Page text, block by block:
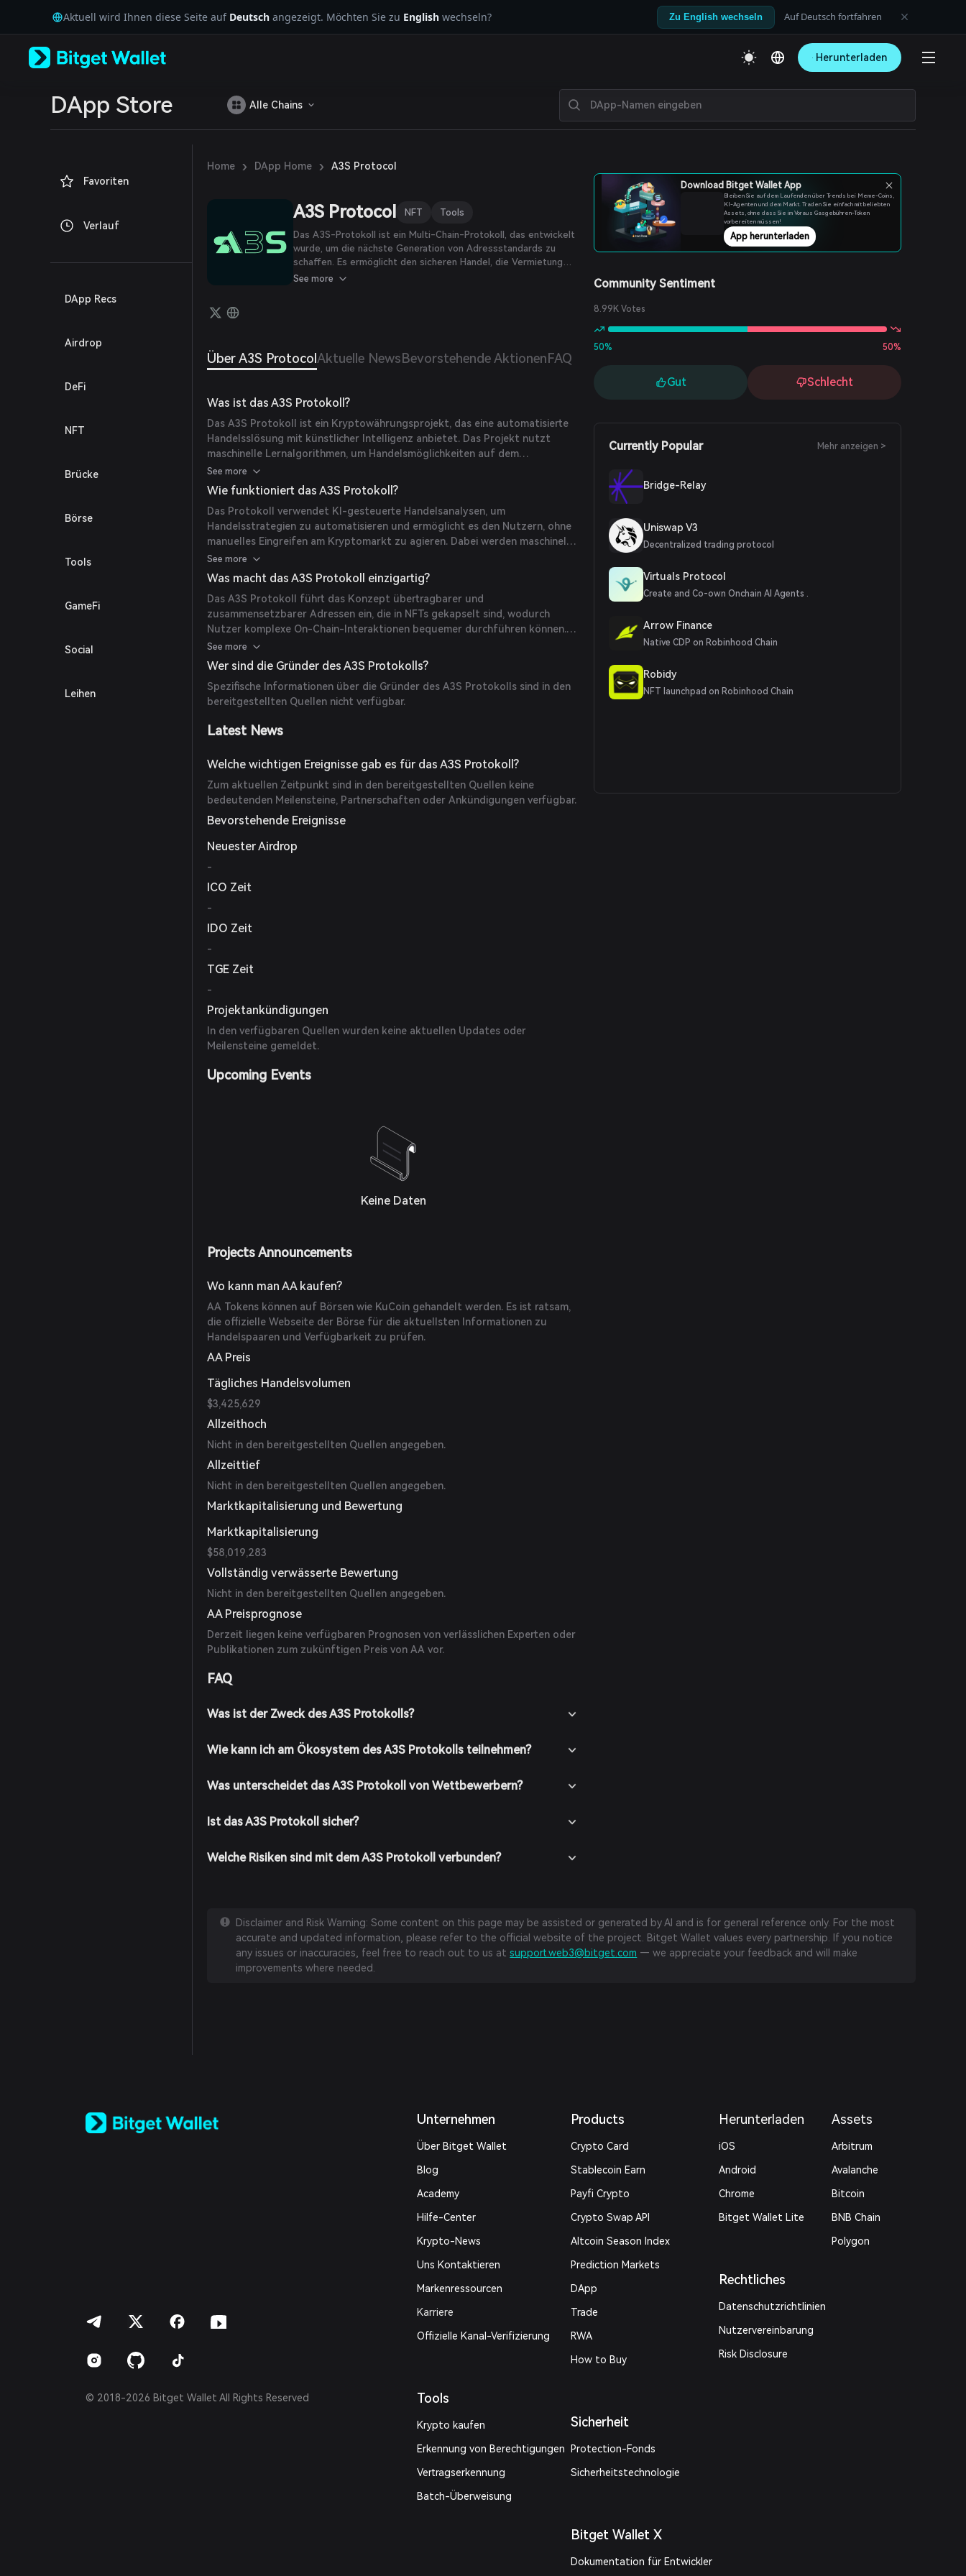
Tiếng Việt
Русский
Español (Latinoamérica)
Português (Portugal)
Bahasa Indonesia
Español (Argentina)
Aktuell wird Ihnen diese Seite auf Deutsch angezeigt. Möchten Sie zu English wechseln? Zu English wechseln Auf Deutsch fortfahren
Herunterladen
DApp Store Alle Chains
Favoriten
Verlauf
DApp Recs
Airdrop
DeFi
NFT
Brücke
Börse
Tools
GameFi
Social
Leihen
Home › DApp Home › A3S Protocol
A3S Protocol NFT Tools
Das A3S-Protokoll ist ein Multi-Chain-Protokoll, das entwickelt
wurde, um die nächste Generation von Adressstandards zu
schaffen. Es ermöglicht den sicheren Handel, die Vermietung
und Treuhandverwaltung von Adressen, bietet Liquidität und
See more
Über A3S Protocol Aktuelle News Bevorstehende Aktionen FAQ
Was ist das A3S Protokoll?
Das A3S Protokoll ist ein Kryptowährungsprojekt, das eine automatisierte
Handelsslösung mit künstlicher Intelligenz anbietet. Das Projekt nutzt
maschinelle Lernalgorithmen, um Handelsmöglichkeiten auf dem
Kryptowährungsmarkt zu identifizieren.
See more
Wie funktioniert das A3S Protokoll?
Das Protokoll verwendet KI-gesteuerte Handelsanalysen, um
Handelsstrategien zu automatisieren und ermöglicht es den Nutzern, ohne
manuelles Eingreifen am Kryptomarkt zu agieren. Dabei werden maschinelle
Lernalgorithmen genutzt, um Marktdaten zu analysieren und
dementsprechend Trades auszuführen.
See more
Was macht das A3S Protokoll einzigartig?
Das A3S Protokoll führt das Konzept übertragbarer und
zusammensetzbarer Adressen ein, die in NFTs gekapselt sind, wodurch
Nutzer komplexe On-Chain-Interaktionen bequemer durchführen können.
Dieser Ansatz soll die Lücke zwischen Entwicklern und Nutzern schließen,
indem ein offener Marktplatz für Smart NFTs geschaffen wird.
See more
Wer sind die Gründer des A3S Protokolls?
Spezifische Informationen über die Gründer des A3S Protokolls sind in den
bereitgestellten Quellen nicht verfügbar.
Latest News
Welche wichtigen Ereignisse gab es für das A3S Protokoll?
Zum aktuellen Zeitpunkt sind in den bereitgestellten Quellen keine
bedeutenden Meilensteine, Partnerschaften oder Ankündigungen verfügbar.
Bevorstehende Ereignisse
Neuester Airdrop
-
ICO Zeit
-
IDO Zeit
-
TGE Zeit
-
Projektankündigungen
In den verfügbaren Quellen wurden keine aktuellen Updates oder
Meilensteine gemeldet.
Upcoming Events
Keine Daten
Projects Announcements
Wo kann man AA kaufen?
AA Tokens können auf Börsen wie KuCoin gehandelt werden. Es ist ratsam,
die offizielle Webseite der Börse für die aktuellsten Informationen zu
Handelspaaren und Verfügbarkeit zu prüfen.
AA Preis
Tägliches Handelsvolumen
$3,425,629
Allzeithoch
Nicht in den bereitgestellten Quellen angegeben.
Allzeittief
Nicht in den bereitgestellten Quellen angegeben.
Marktkapitalisierung und Bewertung
Marktkapitalisierung
$58,019,283
Vollständig verwässerte Bewertung
Nicht in den bereitgestellten Quellen angegeben.
AA Preisprognose
Derzeit liegen keine verfügbaren Prognosen von verlässlichen Experten oder
Publikationen zum zukünftigen Preis von AA vor.
FAQ
Was ist der Zweck des A3S Protokolls?
Wie kann ich am Ökosystem des A3S Protokolls teilnehmen?
Was unterscheidet das A3S Protokoll von Wettbewerbern?
Ist das A3S Protokoll sicher?
Welche Risiken sind mit dem A3S Protokoll verbunden?
Download Bitget Wallet App
Bleiben Sie auf dem Laufenden über Trends bei Meme-Coins,
KI-Agenten und dem Markt. Traden Sie einfach mit beliebten
Assets, ohne dass Sie im Voraus Gasgebühren-Token
vorbereiten müssen!
App herunterladen
Community Sentiment
8.99K Votes
50% 50%
Gut Schlecht
Currently Popular Mehr anzeigen >
Bridge-Relay
Uniswap V3
Decentralized trading protocol
Virtuals Protocol
Create and Co-own Onchain AI Agents .
Arrow Finance
Native CDP on Robinhood Chain
Robidy
NFT launchpad on Robinhood Chain
Disclaimer and Risk Warning: Some content on this page may be assisted or generated by AI and is for general reference only. For the most
accurate and updated information, please refer to the official website of the project. Bitget Wallet values every partnership. If you notice
any issues or inaccuracies, feel free to reach out to us atsupport.web3@bitget.com — we appreciate your feedback and will make
improvements where needed.
Español (Latinoamérica)
© 2018-2026 Bitget Wallet All Rights Reserved
Unternehmen
Über Bitget Wallet
Blog
Academy
Hilfe-Center
Krypto-News
Uns Kontaktieren
Markenressourcen
Karriere
Offizielle Kanal-Verifizierung
Tools
Krypto kaufen
Erkennung von Berechtigungen
Vertragserkennung
Batch-Überweisung
Products
Crypto Card
Stablecoin Earn
Payfi Crypto
Crypto Swap API
Altcoin Season Index
Prediction Markets
DApp
Trade
RWA
How to Buy
Sicherheit
Protection-Fonds
Sicherheitstechnologie
Bitget Wallet X
Dokumentation für Entwickler
Herunterladen
iOS
Android
Chrome
Bitget Wallet Lite
Rechtliches
Datenschutzrichtlinien
Nutzervereinbarung
Risk Disclosure
Assets
Arbitrum
Avalanche
Bitcoin
BNB Chain
Polygon